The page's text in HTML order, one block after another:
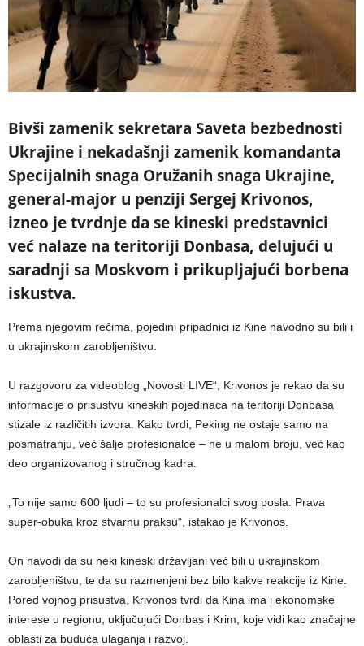
Bivši zamenik sekretara Saveta bezbednosti
Ukrajine i nekadašnji zamenik komandanta
Specijalnih snaga Oružanih snaga Ukrajine,
general-major u penziji Sergej Krivonos,
izneo je tvrdnje da se kineski predstavnici
već nalaze na teritoriji Donbasa, delujući u
saradnji sa Moskvom i prikupljajući borbena
iskustva.
Prema njegovim rečima, pojedini pripadnici iz Kine navodno su bili i
u ukrajinskom zarobljeništvu.
U razgovoru za videoblog „Novosti LIVE“, Krivonos je rekao da su
informacije o prisustvu kineskih pojedinaca na teritoriji Donbasa
stizale iz različitih izvora. Kako tvrdi, Peking ne ostaje samo na
posmatranju, već šalje profesionalce – ne u malom broju, već kao
deo organizovanog i stručnog kadra.
„To nije samo 600 ljudi – to su profesionalci svog posla. Prava
super-obuka kroz stvarnu praksu“, istakao je Krivonos.
On navodi da su neki kineski državljani već bili u ukrajinskom
zarobljeništvu, te da su razmenjeni bez bilo kakve reakcije iz Kine.
Pored vojnog prisustva, Krivonos tvrdi da Kina ima i ekonomske
interese u regionu, uključujući Donbas i Krim, koje vidi kao značajne
oblasti za buduća ulaganja i razvoj.